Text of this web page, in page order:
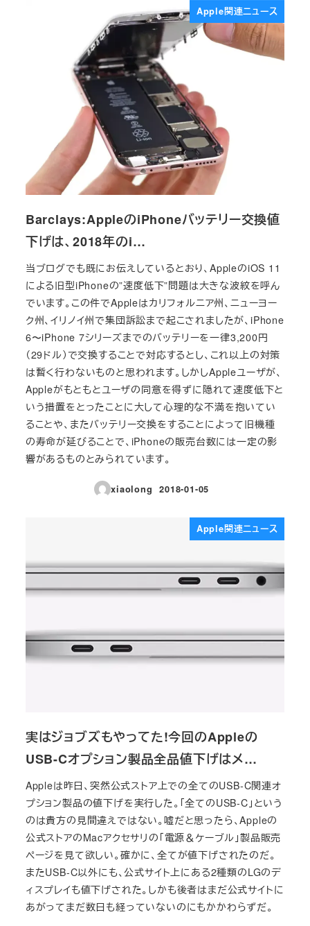
Apple関連ニュース
Barclays:AppleのiPhoneバッテリー交換値
下げは、2018年のi…
当ブログでも既にお伝えしているとおり、AppleのiOS 11
による旧型iPhoneの”速度低下”問題は大きな波紋を呼ん
でいます。この件でAppleはカリフォルニア州、ニューヨー
ク州、イリノイ州で集団訴訟まで起こされましたが、iPhone
6〜iPhone 7シリーズまでのバッテリーを一律3,200円
（29ドル）で交換することで対応するとし、これ以上の対策
は暫く行わないものと思われます。しかしAppleユーザが、
Appleがもともとユーザの同意を得ずに隠れて速度低下と
いう措置をとったことに大して心理的な不満を抱いてい
ることや、またバッテリー交換をすることによって旧機種
の寿命が延びることで、iPhoneの販売台数には一定の影
響があるものとみられています。
xiaolong
投稿日
2018-01-05
Apple関連ニュース
実はジョブズもやってた!今回のAppleの
USB-Cオプション製品全品値下げはメ…
Appleは昨日、突然公式ストア上での全てのUSB-C関連オ
プション製品の値下げを実行した。「全てのUSB-C」という
のは貴方の見間違えではない。嘘だと思ったら、Appleの
公式ストアのMacアクセサリの「電源＆ケーブル」製品販売
ページを見て欲しい。確かに、全てが値下げされたのだ。
またUSB-C以外にも、公式サイト上にある2種類のLGのデ
ィスプレイも値下げされた。しかも後者はまだ公式サイトに
あがってまだ数日も経っていないのにもかかわらずだ。